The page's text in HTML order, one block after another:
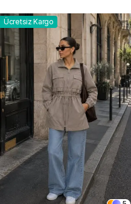
Ücretsiz Kargo